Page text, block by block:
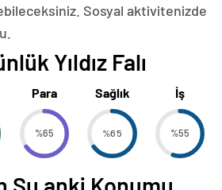
Sosyal aktivitenizde
Yıldız Falı
Para
%65
Sağlık
%65
İş
%55